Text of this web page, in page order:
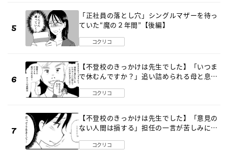
「正社員の落とし穴」シングルマザーを待っ
ていた“魔の２年間”【後編】
コクリコ
【不登校のきっかけは先生でした】「いつま
で休むんですか？」追い詰められる母と息子
コクリコ
【不登校のきっかけは先生でした】「意見の
ない人間は損する」担任の一言が苦しみに…
コクリコ